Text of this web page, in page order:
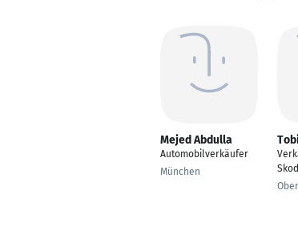
Mejed Abdulla
Automobilverkäufer
München